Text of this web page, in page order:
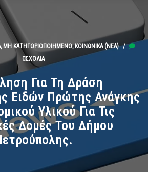
, ΜΗ ΚΑΤΗΓΟΡΙΟΠΟΙΗΜΈΝΟ,ΚΟΙΝΩΝΙΚΆ (ΝΕΑ)/
0ΣΧΌΛΙΑ
Για Τη Δράση
Ειδών Πρώτης Ανάγκης
Υλικού Για Τις
Δομές Του Δήμου